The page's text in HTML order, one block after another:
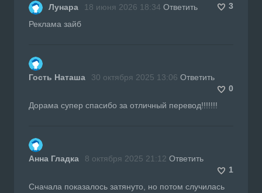
Лунара 18 июня 2026 18:34 Ответить
3
Реклама зайб
Гость Наташа 30 октября 2025 13:06 Ответить
0
Дорама супер спасибо за отличный перевод!!!!!!!
Анна Гладка 8 октября 2025 21:12 Ответить
1
Сначала показалось затянуто, но потом случилась